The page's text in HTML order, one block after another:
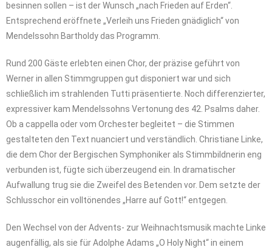
besinnen sollen – ist der Wunsch „nach Frieden auf Erden“.
Entsprechend eröffnete „Verleih uns Frieden gnädiglich“ von
Mendelssohn Bartholdy das Programm.
Rund 200 Gäste erlebten einen Chor, der präzise geführt von
Werner in allen Stimmgruppen gut disponiert war und sich
schließlich im strahlenden Tutti präsentierte. Noch differenzierter,
expressiver kam Mendelssohns Vertonung des 42. Psalms daher.
Ob a cappella oder vom Orchester begleitet – die Stimmen
gestalteten den Text nuanciert und verständlich. Christiane Linke,
die dem Chor der Bergischen Symphoniker als Stimmbildnerin eng
verbunden ist, fügte sich überzeugend ein. In dramatischer
Aufwallung trug sie die Zweifel des Betenden vor. Dem setzte der
Schlusschor ein volltönendes „Harre auf Gott!“ entgegen.
Den Wechsel von der Advents- zur Weihnachtsmusik machte Linke
augenfällig, als sie für Adolphe Adams „O Holy Night“ in einem